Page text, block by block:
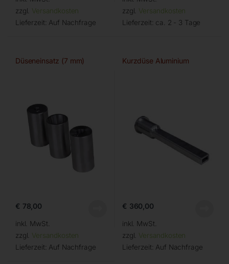
zzgl. Versandkosten
Lieferzeit: Auf Nachfrage
zzgl. Versandkosten
Lieferzeit: ca. 2 - 3 Tage
Düseneinsatz (7 mm)
€ 78,00
inkl. MwSt.
zzgl. Versandkosten
Lieferzeit: Auf Nachfrage
Kurzdüse Aluminium
€ 360,00
inkl. MwSt.
zzgl. Versandkosten
Lieferzeit: Auf Nachfrage